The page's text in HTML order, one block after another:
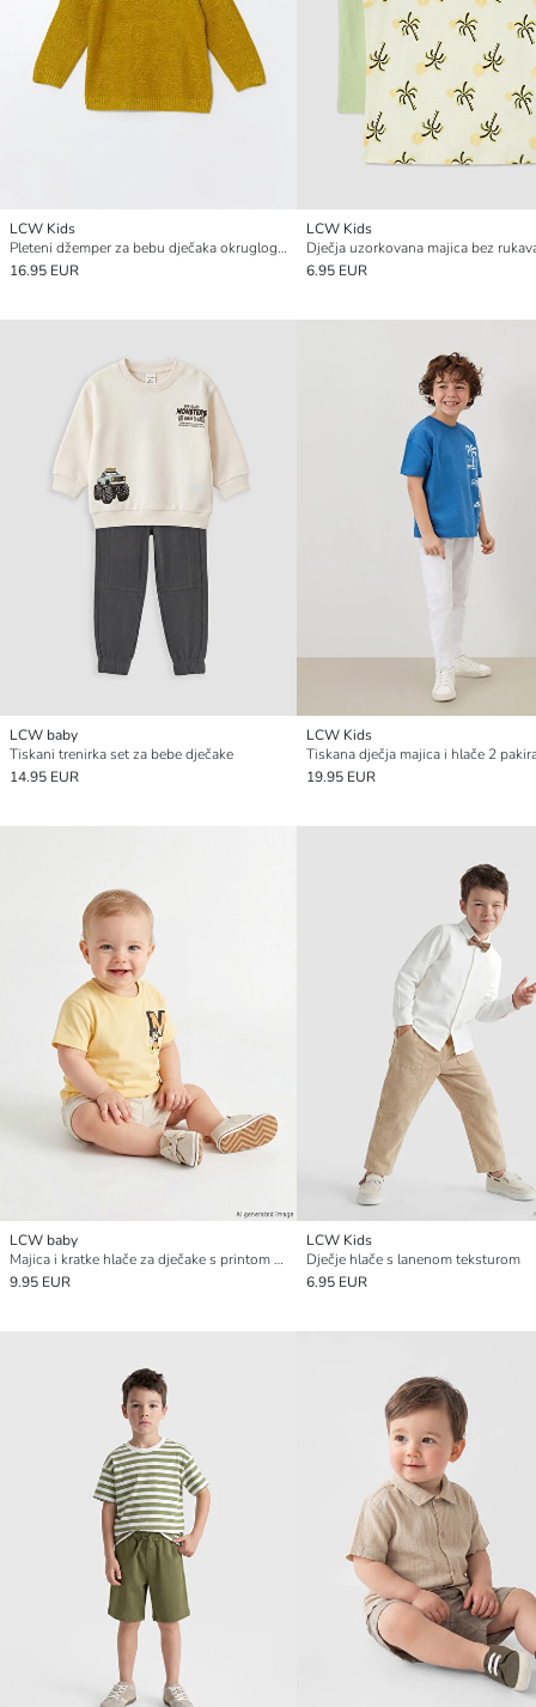
LCW Kids
Pleteni džemper za bebu dječaka okruglog izreza
16.95 EUR
LCW Kids
6.95 EUR
LCW baby
Tiskani trenirka set za bebe dječake
14.95 EUR
LCW Kids
Tiskana dječja majica i hlače 2
19.95 EUR
LCW baby
Majica i kratke hlače za dječake s printom Mickeyja Mousea
9.95 EUR
LCW Kids
Dječje hlače s lanenom teksturom
6.95 EUR